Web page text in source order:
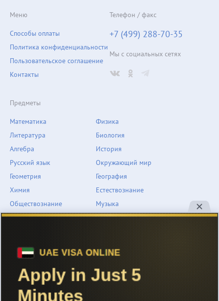
Предметы
Математика
Литература
Алгебра
Русский язык
Геометрия
Химия
Физика
Биология
История
Окружающий мир
География
Естествознание
Обществознание
Английский язык
Информатика
Человек и мир
Музыка
ОБЖ
Меню
Способы оплаты
Политика конфиденциальности
Пользовательское соглашение
Контакты
Телефон / факс
+7 (499) 288-70-35
Мы с социальных сетях